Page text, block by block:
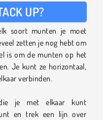
UP?
soort munten je moet
zetten je nog hebt om
is om de munten op het
Je kunt ze horizontaal,
verbinden.
je met elkaar kunt
en trek een lijn over